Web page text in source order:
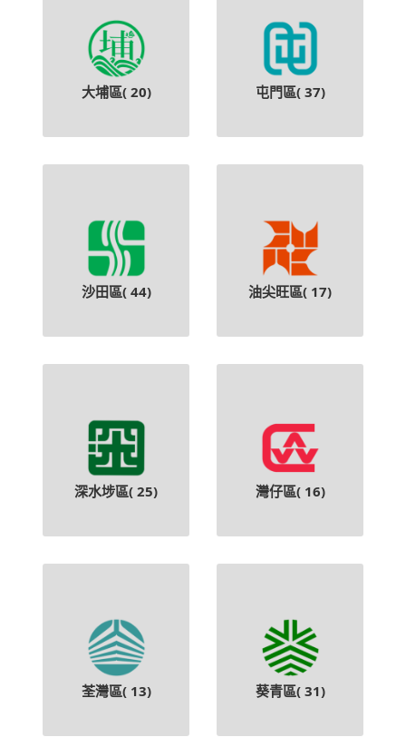
大埔區( 20) 屯門區( 37)
沙田區( 44) 油尖旺區( 17)
深水埗區( 25) 灣仔區( 16)
荃灣區( 13) 葵青區( 31)